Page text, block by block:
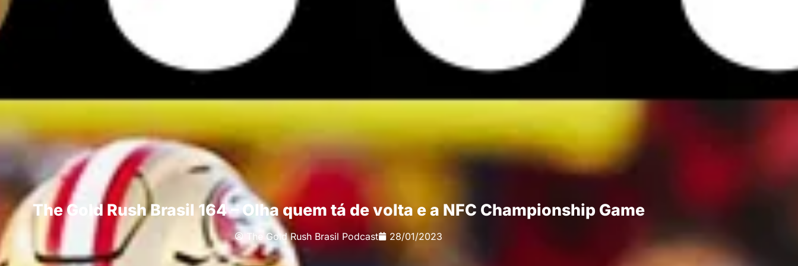
The Gold Rush Brasil 164 – Olha quem tá de volta e a NFC Championship Game
The Gold Rush Brasil Podcast 28/01/2023